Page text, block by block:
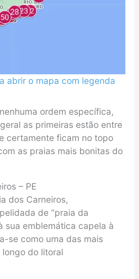
abrir o mapa com legenda
ordem específica,
as primeiras estão entre
certamente ficam no topo
as praias mais bonitas do
– PE
dos Carneiros,
de “praia da
sua emblemática capela à
se como uma das mais
do litoral